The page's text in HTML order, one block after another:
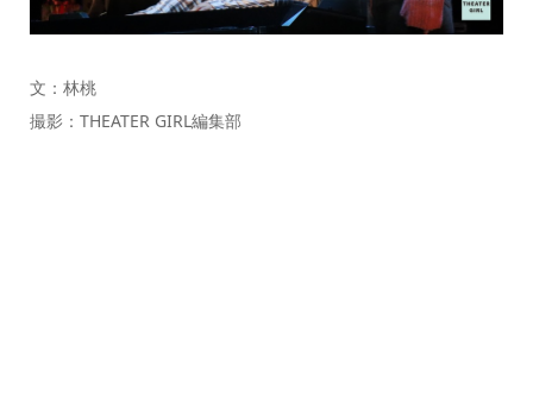
文：林桃
撮影：THEATER GIRL編集部